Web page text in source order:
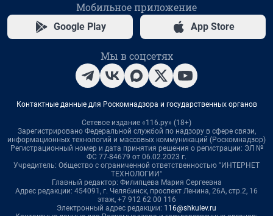
Мобильное приложение
Google Play App Store
Мы в соцсетях
Контактные данные для Роскомнадзора и государственных органов
Сетевое издание «116.ру» (18+)
Зарегистрировано Федеральной службой по надзору в сфере связи,
информационных технологий и массовых коммуникаций (Роскомнадзор)
Регистрационный номер и дата принятия решения о регистрации: ЭЛ №
ФС 77-84679 от 06.02.2023 г.
Учредитель: Общество с ограниченной ответственностью "ИНТЕРНЕТ
ТЕХНОЛОГИИ"
Главный редактор: Филипцева Мария Сергеевна
Адрес редакции: 454091, г. Челябинск, проспект Ленина, 26А, стр.2, 16
этаж, +7 912 62 00 116
Электронный адрес редакции: 116@shkulev.ru